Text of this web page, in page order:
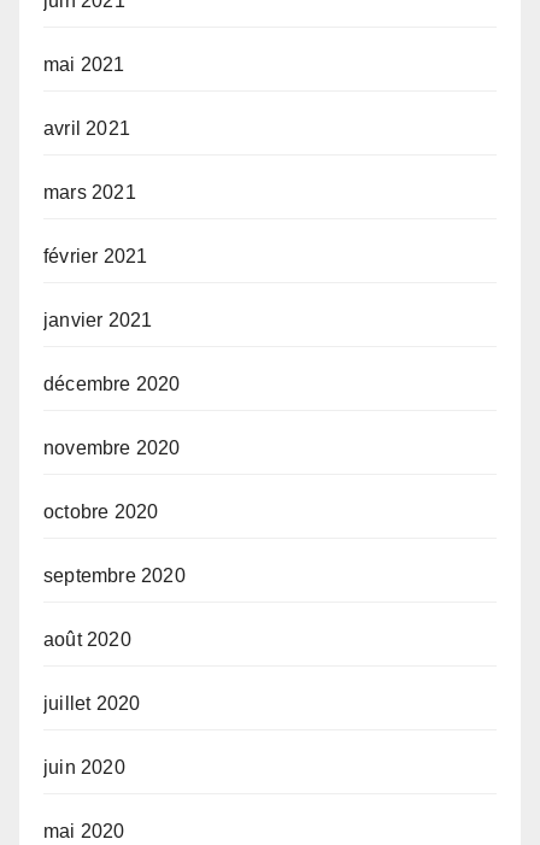
mai 2021
avril 2021
mars 2021
février 2021
janvier 2021
décembre 2020
novembre 2020
octobre 2020
septembre 2020
août 2020
juillet 2020
juin 2020
mai 2020